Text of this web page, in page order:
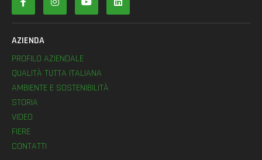
AZIENDA
PROFILO AZIENDALE
QUALITÀ TUTTA ITALIANA
AMBIENTE E SOSTENIBILITÀ
STORIA
VIDEO
FIERE
CONTATTI